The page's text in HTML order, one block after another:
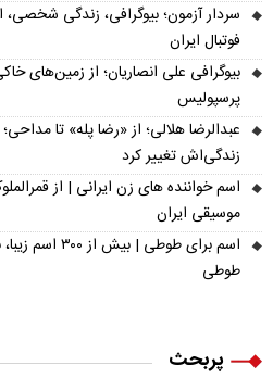
سردار آزمون؛ بیوگرافی، زندگی
فوتبال ایران
بیوگرافی علی انصاریان؛ از زمین‌های
پرسپولیس
عبدالرضا هلالی؛ از «رضا پله» تا
زندگی‌اش تغییر کرد
اسم خواننده های زن ایرانی | از
موسیقی ایران
اسم برای طوطی
طوطی
پربحث